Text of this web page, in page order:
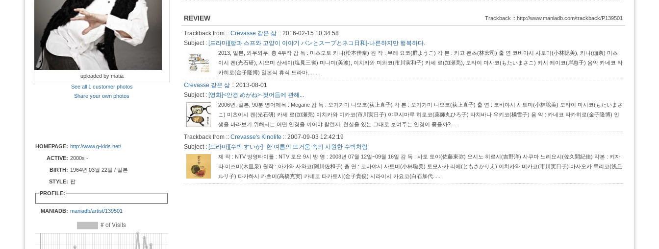
uploaded by matia
See all 1 customer photos
Share your own photos
HOMEPAGE: http://www.g-kids.net/
ACTIVE: 2000s -
BIRTH: 1964년 03월 22일 / 일본
STYLE: 팝
PROFILE:
MANIADB: maniadb/artist/139501
REVIEW Trackback :: http://www.maniadb.com/trackback/P139501
Trackback from :: Crevasse 같은 삶 :: 2016-02-15 10:34:58
Subject : [드라마][빵과 스프와 고양이 이야기 パンとスープとネコ日和]-나른하지만 행복하다.
2013, 일본, 와우와우, 총 4부작 감 독 : 마츠모토 카나(松本佳奈) 원 작 : 무레 요코(群ようこ) 각 본 : 카고 팬츠(林宏司) 출 연 코바야시 사토미(小林聡美), 카나(伽奈) 미츠
이시 켄(光石研), 시오미 산세이(塩見三省) 미나미(美波), 이치카와 미와코(市川実和子) 카세 료(加瀬亮), 모타이 마사코(もたいまさこ) 키시 케이코(岸惠子) 음악 카네코 타
카히로(金子隆博) 일본식 휴식 드라마,…...
Crevasse 같은 삶 :: 2013-08-01
Subject : [영화]<안경 めがね>-젖어듬에 관해...
2006년, 일본, 90분 영어제목 : Megane 감 독 : 오기가미 나오코(荻上直子) 각 본 : 오기가미 나오코(荻上直子) 출 연 : 코바야시 사토미(小林聡美) 모타이 마사코(もたいまさ
こ) 미츠이시 켄(光石研) 카세 료(加瀬亮) 이치카와 미카코(市川実日子) 야쿠시마루 히로코(薬師丸ひろ子) 타치바나 유키코(橘雪子) 음 악 : 카네코 타카히로(金子隆博) 인
생을 바라보기 위해서는 어떤 안경을 끼어야 할런지. 현실을 있는 그대로 보여주는 안경이 좋을까?.....
Trackback from :: Crevasse's Kinolife :: 2007-09-03 12:42:19
Subject : [드라마][수박 すいか]- 한 여름의 뜨거움 속의 시원한 수박처럼
제 작 : NTV 방영타이틀 : NTV 토요 9시 방 영 : 2003년 07월 12일~09월 16일 감 독 : 사토 토야(佐藤東弥) 요시노 히로시(吉野洋) 사쿠마 노리요시(佐久間紀佳) 각본 : 키자
라 이즈미(木皿泉) 원작 : 아가와 사와코(阿川佐和子) 출 연 : 코바야시 사토미(小林聡美) 토모사카 리에(ともさかりえ) 이치카와 미카코(市川実日子) 아사오카 루리코(浅丘
ルリ子) 타카하시 카츠미(高橋克実) 카네코 타카토시(金子貴俊) 시라이시 카요코(白石加代.....